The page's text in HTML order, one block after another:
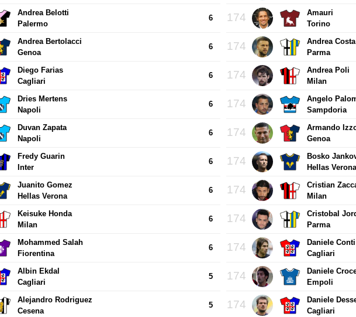
Andrea Belotti
Palermo
6
Andrea Bertolacci
Genoa
6
Diego Farias
Cagliari
6
Dries Mertens
Napoli
6
Duvan Zapata
Napoli
6
Fredy Guarin
Inter
6
Juanito Gomez
Hellas Verona
6
Keisuke Honda
Milan
6
Mohammed Salah
Fiorentina
6
Albin Ekdal
Cagliari
5
Alejandro Rodriguez
Cesena
5
174
Amauri
Torino
174
Andrea Costa
Parma
174
Andrea Poli
Milan
174
Angelo
Sampdoria
174
Armando
Genoa
174
Bosko
Hellas Verona
174
Cristian
Milan
174
Cristobal
Parma
174
Daniele Conti
Cagliari
174
Daniele
Empoli
174
Daniele
Cagliari